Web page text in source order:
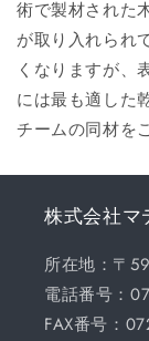
術で製材された
が取り入れられ
くなりますが、
には最も適した
チームの同材を
株式会社マ
所在地：〒
電話番号：
FAX番号：